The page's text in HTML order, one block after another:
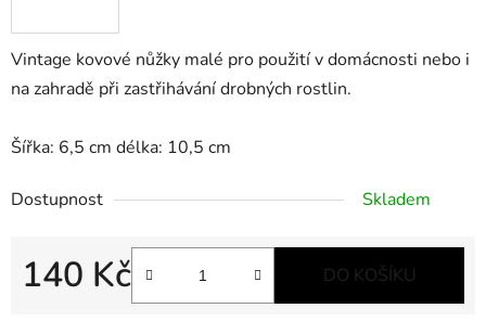
Vintage kovové nůžky malé pro použití v domácnosti nebo i
na zahradě při zastřihávání drobných rostlin.
Šířka: 6,5 cm délka: 10,5 cm
Dostupnost Skladem
140 Kč DO KOŠÍKU